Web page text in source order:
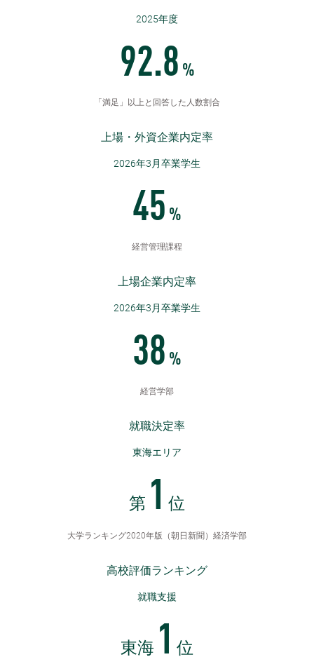
2025年度
92.8 %
「満足」以上と回答した人数割合
上場・外資企業内定率
2026年3月卒業学生
45 %
経営管理課程
上場企業内定率
2026年3月卒業学生
38 %
経営学部
就職決定率
東海エリア
第 1 位
大学ランキング2020年版（朝日新聞）経済学部
高校評価ランキング
就職支援
東海 1 位